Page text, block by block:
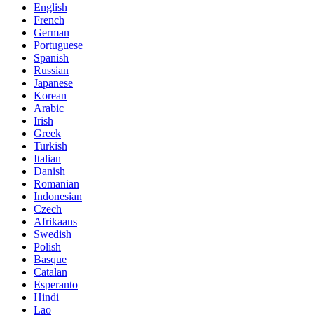
English
French
German
Portuguese
Spanish
Russian
Japanese
Korean
Arabic
Irish
Greek
Turkish
Italian
Danish
Romanian
Indonesian
Czech
Afrikaans
Swedish
Polish
Basque
Catalan
Esperanto
Hindi
Lao